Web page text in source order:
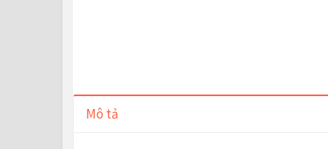
Mô tả